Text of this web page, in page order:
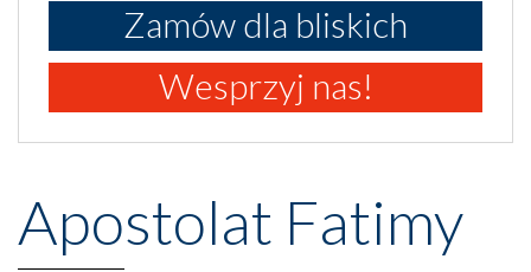
Zamów dla bliskich
Wesprzyj nas!
Apostolat Fatimy